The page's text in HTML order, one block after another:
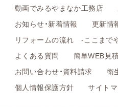
動画でみるやまなか工務店
お知らせ・新着情報
更新情
リフォームの流れ -ここまで
よくある質問
簡単WEB見
お問い合わせ・資料請求
衛
個人情報保護方針
サイト